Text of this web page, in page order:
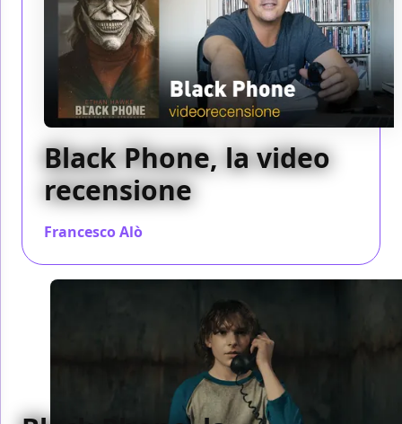
Black Phone, la video
recensione
Francesco Alò